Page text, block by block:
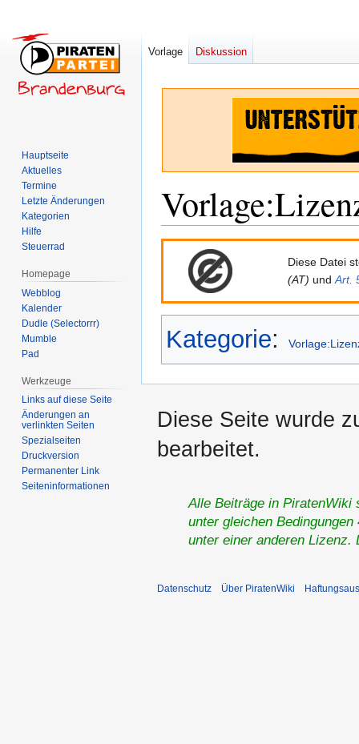
Vorlage:
Navigation
springen
Suche
springen
Diese Datei
(AT) und Art.
Kategorie:
Vorlage Diskussion
Hauptseite
Aktuelles
Termine
Letzte Änderungen
Kategorien
Hilfe
Steuerrad
Homepage
Webblog
Kalender
Dudle (Selectorrr)
Mumble
Pad
Werkzeuge
Links auf diese Seite
Änderungen an
verlinkten Seiten
Spezialseiten
Druckversion
Permanenter Link
Seiten­­informationen
Diese Seite wurde
bearbeitet.
Alle Beiträge in PiratenWiki
unter gleichen
unter einer anderen
Datenschutz Über PiratenWiki